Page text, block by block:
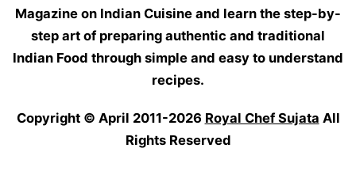
Magazine on Indian Cuisine and learn the step-by-
step art of preparing authentic and traditional
Indian Food through simple and easy to understand
recipes.
Copyright © April 2011-2026 Royal Chef Sujata All
Rights Reserved